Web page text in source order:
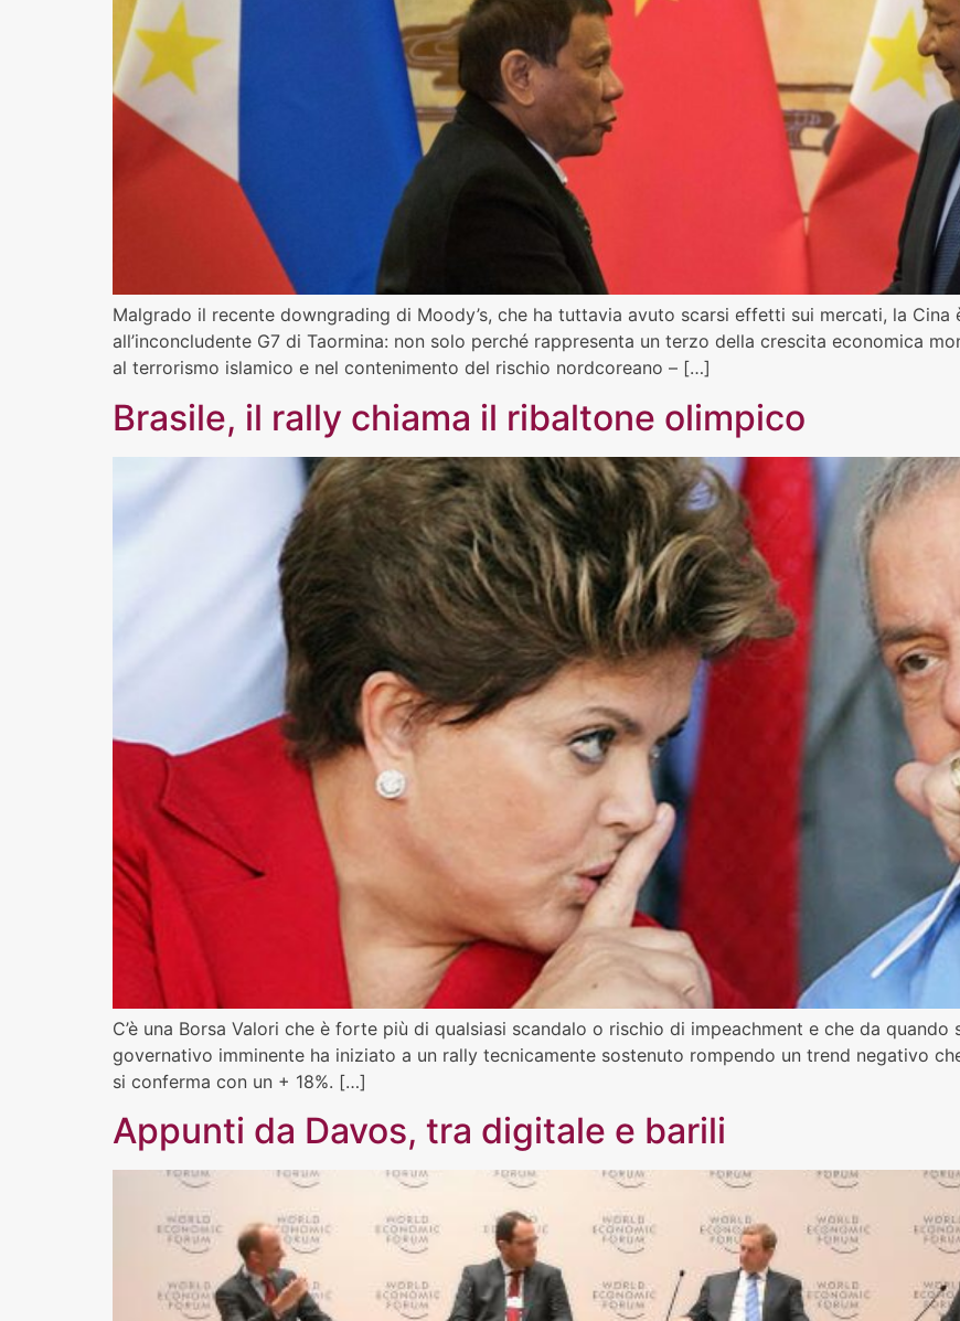
Malgrado il recente downgrading di Moody’s, che ha tuttavia avuto scarsi effetti sui mercati, la
all’inconcludente G7 di Taormina: non solo perché rappresenta un terzo della crescita economica
al terrorismo islamico e nel contenimento del rischio nordcoreano – […]
Brasile, il rally chiama il ribaltone olimpico
C’è una Borsa Valori che è forte più di qualsiasi scandalo o rischio di impeachment e che da
governativo imminente ha iniziato a un rally tecnicamente sostenuto rompendo un trend negativo
si conferma con un + 18%. […]
Appunti da Davos, tra digitale e barili